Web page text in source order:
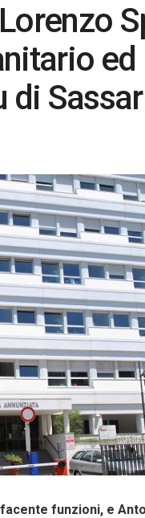
ed
di
funzioni, e